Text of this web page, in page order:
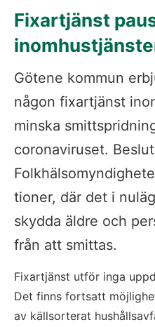
Fixartjänst
Götene kommun
någon fixartjänst
minska
coronaviruset.
tioner, där det i
skydda äldre och
från att smittas.
Fixartjänst utför inga
Det finns fortsatt
av källsorterat